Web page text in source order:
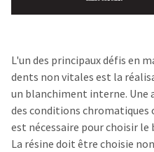
L'un des principaux défis en
dents non vitales est la
un blanchiment interne.
des conditions
est nécessaire pour choisir
La résine doit être choisie